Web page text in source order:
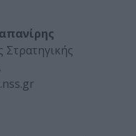
Στρατηγικής